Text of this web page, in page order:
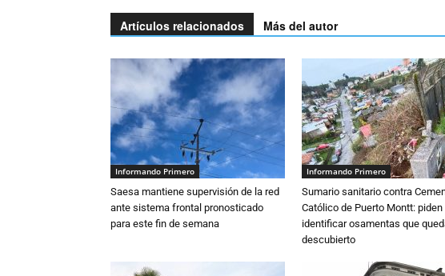
Artículos relacionados Más del autor
Informando Primero
Saesa mantiene supervisión de la red
ante sistema frontal pronosticado
para este fin de semana
Informando Primero
Sumario sanitario contra
Católico de Puerto Montt: piden
identificar osamentas que
descubierto